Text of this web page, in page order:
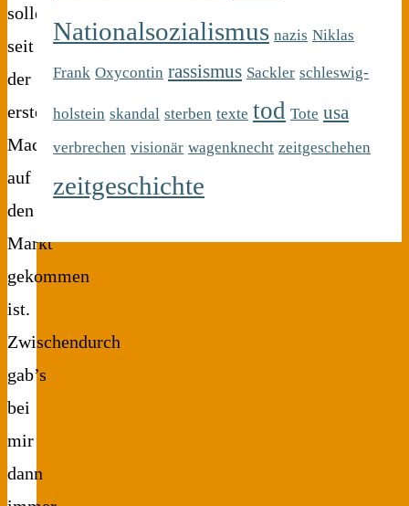
sollen,
seit
der
erste
Mac
auf
den
Markt
gekommen
ist.
Zwischendurch
gab’s
bei
mir
dann
Nationalsozialismus nazis Niklas
Frank Oxycontin rassismus Sackler schleswig-
holstein skandal sterben texte tod Tote usa
verbrechen visionär wagenknecht zeitgeschehen
zeitgeschichte